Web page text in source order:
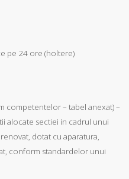
pe 24 ore (holtere)
competentelor – tabel anexat) –
alocate sectiei in cadrul unui
dotat cu aparatura,
conform standardelor unui